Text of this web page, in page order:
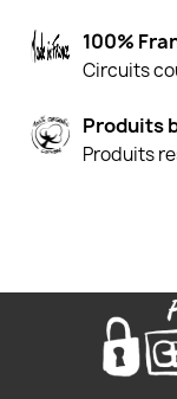
100%
Circuits
Produits
Produits